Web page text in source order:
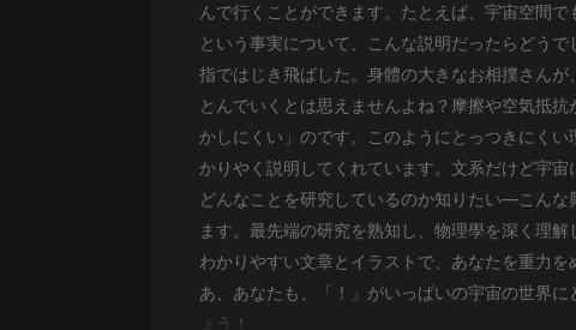
課程
少兒教育
二次元
教育培訓
IT科技
汽車
戲曲
んで行くことができます。たとえば、宇宙空間で
という事実について、こんな説明だったらどう
指ではじき飛ばした。身體の大きなお相撲さん
とんでいくとは思えませんよね？摩擦や空気抵
かしにくい」のです。このようにとっつきにく
かりやく説明してくれています。文系だけど宇
どんなことを研究しているのか知りたい―こん
ます。最先端の研究を熟知し、物理學を深く理
わかりやすい文章とイラストで、あなたを重力
あ、あなたも、「！」がいっぱいの宇宙の世界
ょう！